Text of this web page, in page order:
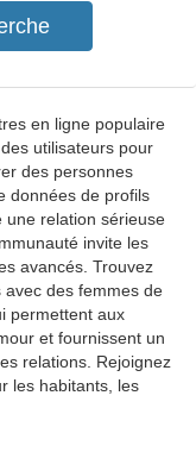
en ligne populaire
utilisateurs pour
des personnes
données de profils
une relation sérieuse
invite les
avancés. Trouvez
des femmes de
permettent aux
et fournissent un
relations. Rejoignez
les habitants, les